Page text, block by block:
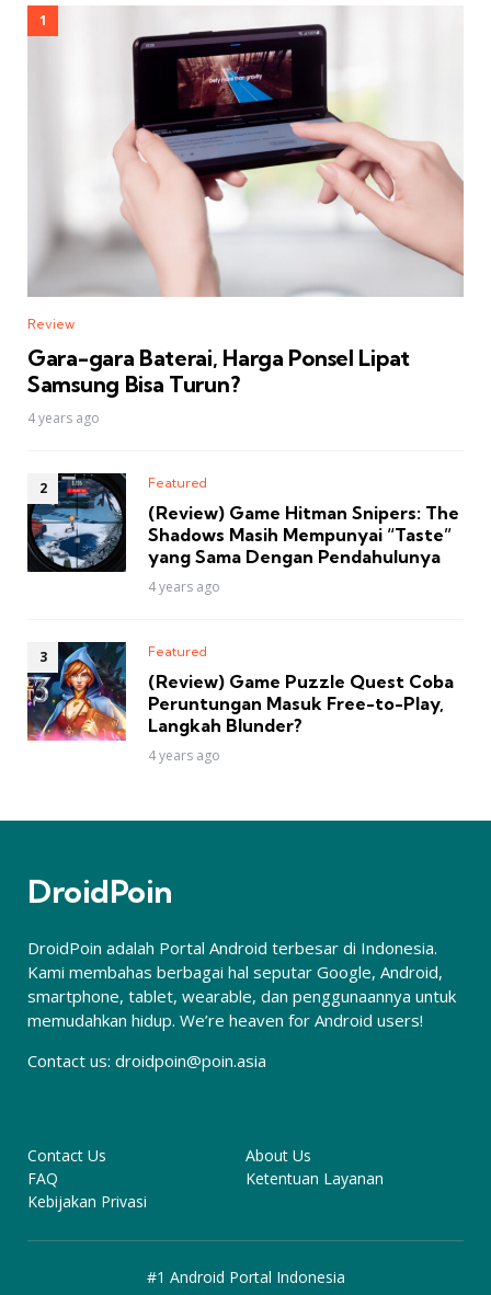
Review
Gara-gara Baterai, Harga Ponsel Lipat
Samsung Bisa Turun?
4 years ago
Featured
(Review) Game Hitman Snipers: The
Shadows Masih Mempunyai “Taste”
yang Sama Dengan Pendahulunya
4 years ago
Featured
(Review) Game Puzzle Quest Coba
Peruntungan Masuk Free-to-Play,
Langkah Blunder?
4 years ago
DroidPoin
DroidPoin adalah Portal Android terbesar di Indonesia.
Kami membahas berbagai hal seputar Google, Android,
smartphone, tablet, wearable, dan penggunaannya untuk
memudahkan hidup. We’re heaven for Android users!
Contact us: droidpoin@poin.asia
Contact Us
About Us
FAQ
Ketentuan Layanan
Kebijakan Privasi
#1 Android Portal Indonesia